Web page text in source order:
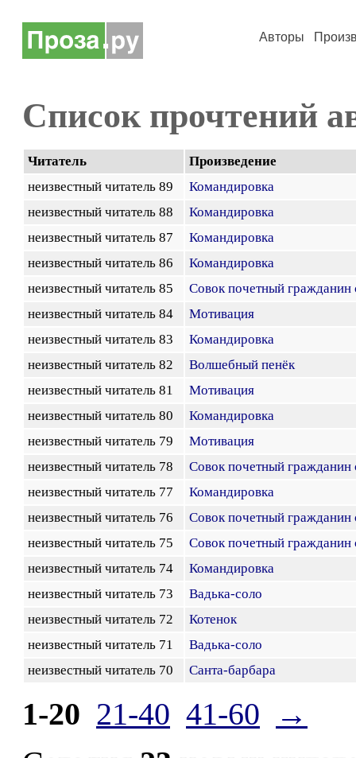
Авторы
Список прочтений
Читатель
Произведение
неизвестный читатель 89
Командировка
неизвестный читатель 88
Командировка
неизвестный читатель 87
Командировка
неизвестный читатель 86
Командировка
неизвестный читатель 85
Совок почетный гражданин
неизвестный читатель 84
Мотивация
неизвестный читатель 83
Командировка
неизвестный читатель 82
Волшебный пенёк
неизвестный читатель 81
Мотивация
неизвестный читатель 80
Командировка
неизвестный читатель 79
Мотивация
неизвестный читатель 78
Совок почетный гражданин
неизвестный читатель 77
Командировка
неизвестный читатель 76
Совок почетный гражданин
неизвестный читатель 75
Совок почетный гражданин
неизвестный читатель 74
Командировка
неизвестный читатель 73
Вадька-соло
неизвестный читатель 72
Котенок
неизвестный читатель 71
Вадька-соло
неизвестный читатель 70
Санта-барбара
1-20 21-40 41-60
→